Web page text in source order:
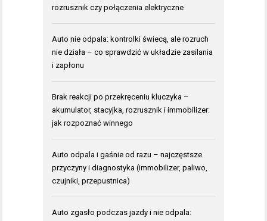
rozrusznik czy połączenia elektryczne
Auto nie odpala: kontrolki świecą, ale rozruch
nie działa – co sprawdzić w układzie zasilania
i zapłonu
Brak reakcji po przekręceniu kluczyka –
akumulator, stacyjka, rozrusznik i immobilizer:
jak rozpoznać winnego
Auto odpala i gaśnie od razu – najczęstsze
przyczyny i diagnostyka (immobilizer, paliwo,
czujniki, przepustnica)
Auto zgasło podczas jazdy i nie odpala: